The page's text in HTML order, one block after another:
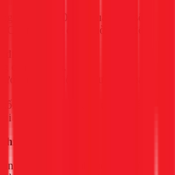
tại Quận 10, kỹ thuật viên sẽ
Chúng tôi sẽ dành thời gian để:
lắp đặt.
của sàn nhà.
nguồn điện và đường thoát
ưu nhất về mặt kỹ thuật, thẩm
sử dụng.
máy
tôi sẽ tiến hành mở hộp (đối